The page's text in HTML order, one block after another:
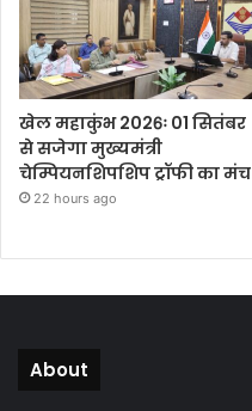
खेल महाकुंभ 2026ः 01 सितंबर
से सजेगा मुख्यमंत्री
चेम्पियनशिपशिप ट्रॉफी का मंच
22 hours ago
About